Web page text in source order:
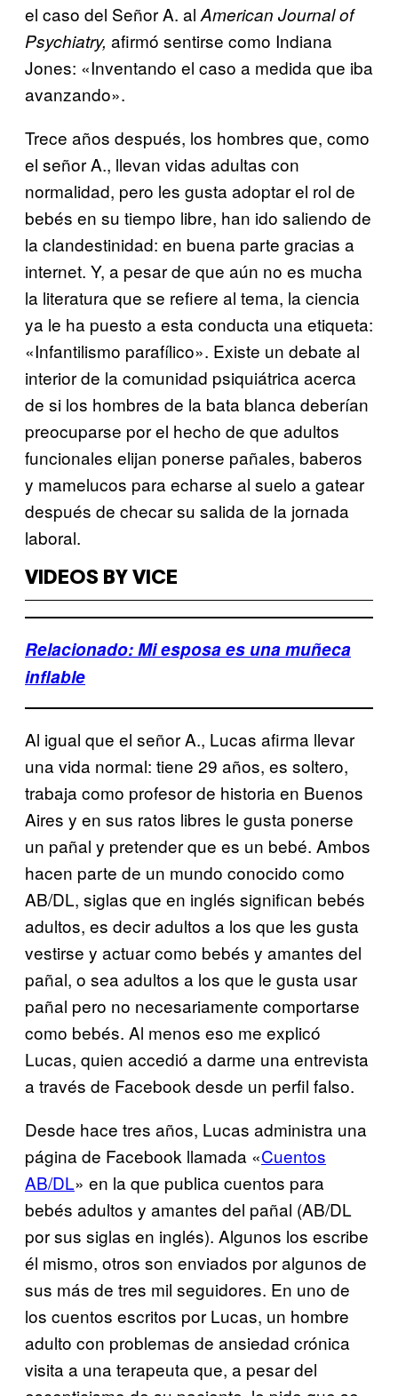
el caso del Señor A. al American Journal of
Psychiatry, afirmó sentirse como Indiana
Jones: «Inventando el caso a medida que iba
avanzando».
Trece años después, los hombres que, como
el señor A., llevan vidas adultas con
normalidad, pero les gusta adoptar el rol de
bebés en su tiempo libre, han ido saliendo de
la clandestinidad: en buena parte gracias a
internet. Y, a pesar de que aún no es mucha
la literatura que se refiere al tema, la ciencia
ya le ha puesto a esta conducta una etiqueta:
«Infantilismo parafílico». Existe un debate al
interior de la comunidad psiquiátrica acerca
de si los hombres de la bata blanca deberían
preocuparse por el hecho de que adultos
funcionales elijan ponerse pañales, baberos
y mamelucos para echarse al suelo a gatear
después de checar su salida de la jornada
laboral.
VIDEOS BY VICE
Relacionado: Mi esposa es una muñeca
inflable
Al igual que el señor A., Lucas afirma llevar
una vida normal: tiene 29 años, es soltero,
trabaja como profesor de historia en Buenos
Aires y en sus ratos libres le gusta ponerse
un pañal y pretender que es un bebé. Ambos
hacen parte de un mundo conocido como
AB/DL, siglas que en inglés significan bebés
adultos, es decir adultos a los que les gusta
vestirse y actuar como bebés y amantes del
pañal, o sea adultos a los que le gusta usar
pañal pero no necesariamente comportarse
como bebés. Al menos eso me explicó
Lucas, quien accedió a darme una entrevista
a través de Facebook desde un perfil falso.
Desde hace tres años, Lucas administra una
página de Facebook llamada «Cuentos
AB/DL» en la que publica cuentos para
bebés adultos y amantes del pañal (AB/DL
por sus siglas en inglés). Algunos los escribe
él mismo, otros son enviados por algunos de
sus más de tres mil seguidores. En uno de
los cuentos escritos por Lucas, un hombre
adulto con problemas de ansiedad crónica
visita a una terapeuta que, a pesar del